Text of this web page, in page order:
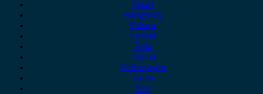
Smart
ssangyong
Subaru
Suzuki
Tesla
Toyota
Volkswagen
Volvo
Xev